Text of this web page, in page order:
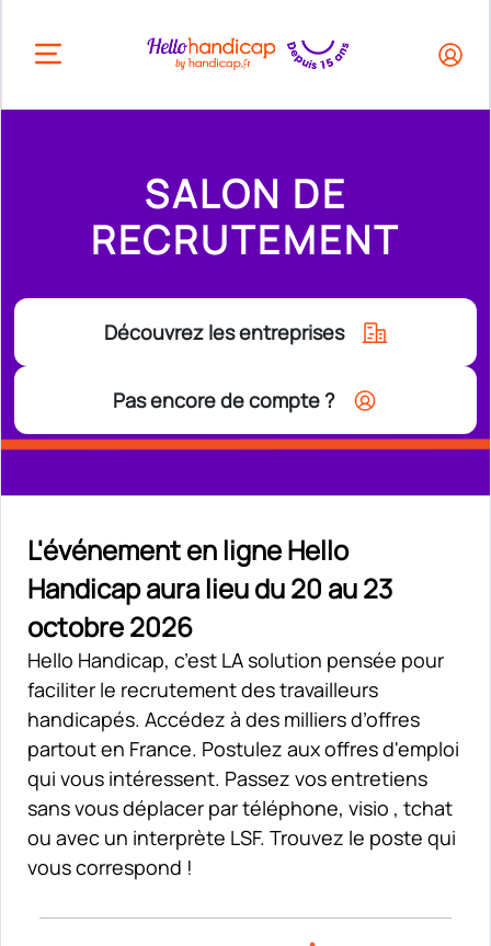
HEADER.OPEN_BUTTON
SALON DE
RECRUTEMENT
Découvrez les entreprises
Pas encore de compte ?
L'événement en ligne Hello
Handicap aura lieu du 20 au 23
octobre 2026
Hello Handicap, c’est LA solution pensée pour
faciliter le recrutement des travailleurs
handicapés. Accédez à des milliers d’offres
partout en France. Postulez aux offres d'emploi
qui vous intéressent. Passez vos entretiens
sans vous déplacer par téléphone, visio , tchat
ou avec un interprète LSF. Trouvez le poste qui
vous correspond !